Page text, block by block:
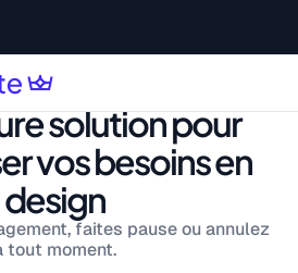
solution pour
vos besoins en
design
faites pause ou annulez
tout moment.